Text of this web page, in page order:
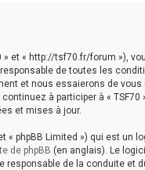
» et « http://tsf70.fr/forum »),
de toutes les
et nous essaierons de
à participer à «
et mises à jour.
« phpBB Limited ») qui est
de phpBB (en anglais). Le
de la conduite et